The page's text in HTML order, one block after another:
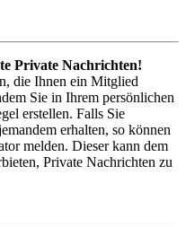
Private Nachrichten!
die Ihnen ein Mitglied
Sie in Ihrem persönlichen
erstellen. Falls Sie
erhalten, so können
melden. Dieser kann dem
Private Nachrichten zu